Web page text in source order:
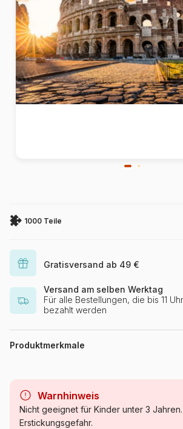
1000 Teile
Gratisversand ab 49 €
Versand am selben Werktag
Für alle Bestellungen, die bis 11
bezahlt werden
Produktmerkmale
Kategorie Puzzles -
Warnhinweis
Nicht geeignet für Kinder unter 3 Jahren.
Erstickungsgefahr.